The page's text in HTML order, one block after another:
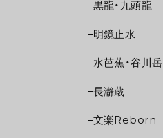
黒龍・九頭龍
明鏡止水
水芭蕉・谷川岳
長瀞蔵
文楽Reborn